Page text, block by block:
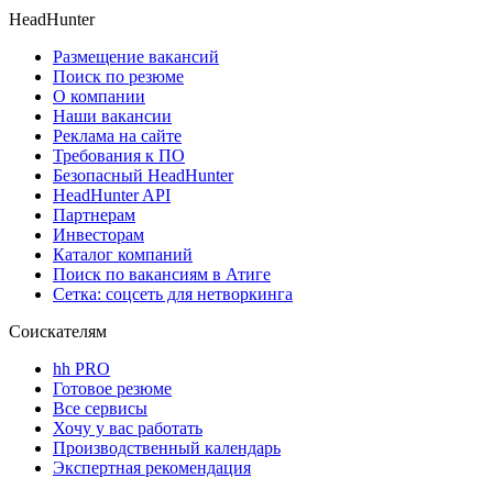
HeadHunter
Размещение вакансий
Поиск по резюме
О компании
Наши вакансии
Реклама на сайте
Требования к ПО
Безопасный HeadHunter
HeadHunter API
Партнерам
Инвесторам
Каталог компаний
Поиск по вакансиям в Атиге
Сетка: соцсеть для нетворкинга
Соискателям
hh PRO
Готовое резюме
Все сервисы
Хочу у вас работать
Производственный календарь
Экспертная рекомендация